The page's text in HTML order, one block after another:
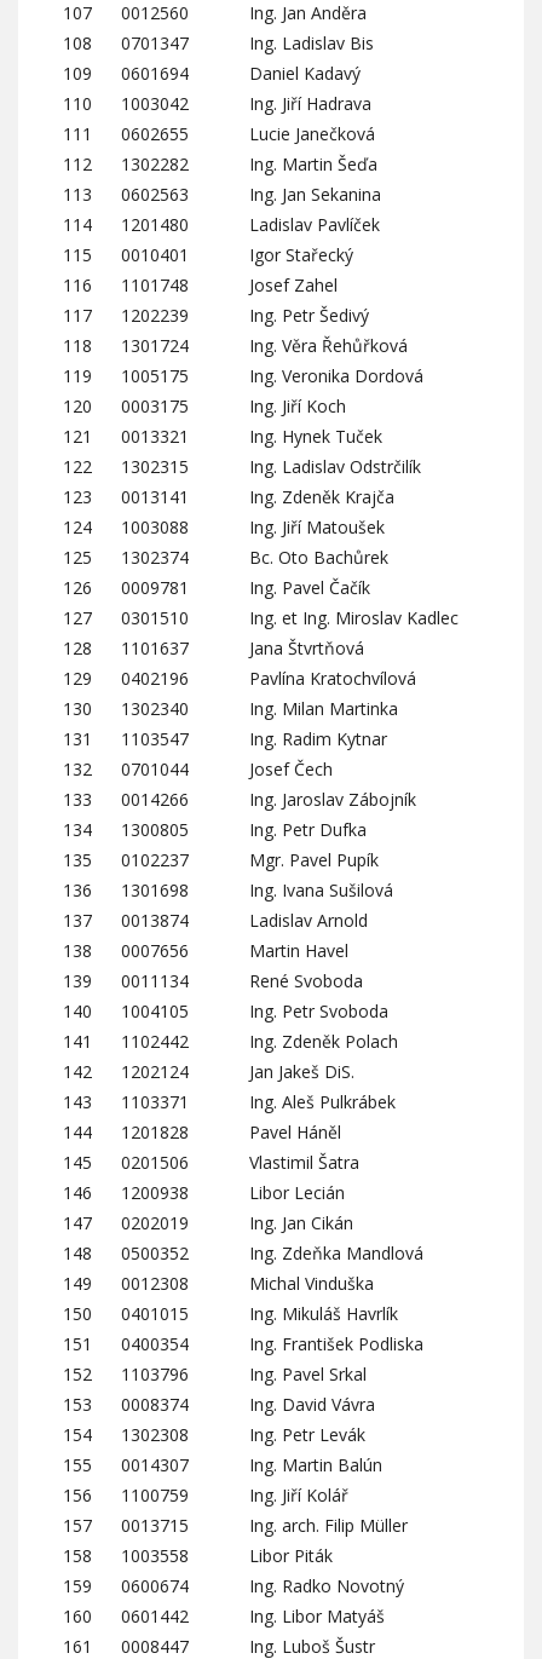
107
0012560
Ing. Jan Anděra
108
0701347
Ing. Ladislav Bis
109
0601694
Daniel Kadavý
110
1003042
Ing. Jiří Hadrava
111
0602655
Lucie Janečková
112
1302282
Ing. Martin Šeďa
113
0602563
Ing. Jan Sekanina
114
1201480
Ladislav Pavlíček
115
0010401
Igor Stařecký
116
1101748
Josef Zahel
117
1202239
Ing. Petr Šedivý
118
1301724
Ing. Věra Řehůřková
119
1005175
Ing. Veronika Dordová
120
0003175
Ing. Jiří Koch
121
0013321
Ing. Hynek Tuček
122
1302315
Ing. Ladislav Odstrčilík
123
0013141
Ing. Zdeněk Krajča
124
1003088
Ing. Jiří Matoušek
125
1302374
Bc. Oto Bachůrek
126
0009781
Ing. Pavel Čačík
127
0301510
Ing. et Ing. Miroslav Kadlec
128
1101637
Jana Štvrtňová
129
0402196
Pavlína Kratochvílová
130
1302340
Ing. Milan Martinka
131
1103547
Ing. Radim Kytnar
132
0701044
Josef Čech
133
0014266
Ing. Jaroslav Zábojník
134
1300805
Ing. Petr Dufka
135
0102237
Mgr. Pavel Pupík
136
1301698
Ing. Ivana Sušilová
137
0013874
Ladislav Arnold
138
0007656
Martin Havel
139
0011134
René Svoboda
140
1004105
Ing. Petr Svoboda
141
1102442
Ing. Zdeněk Polach
142
1202124
Jan Jakeš DiS.
143
1103371
Ing. Aleš Pulkrábek
144
1201828
Pavel Háněl
145
0201506
Vlastimil Šatra
146
1200938
Libor Lecián
147
0202019
Ing. Jan Cikán
148
0500352
Ing. Zdeňka Mandlová
149
0012308
Michal Vinduška
150
0401015
Ing. Mikuláš Havrlík
151
0400354
Ing. František Podliska
152
1103796
Ing. Pavel Srkal
153
0008374
Ing. David Vávra
154
1302308
Ing. Petr Levák
155
0014307
Ing. Martin Balún
156
1100759
Ing. Jiří Kolář
157
0013715
Ing. arch. Filip Müller
158
1003558
Libor Piták
159
0600674
Ing. Radko Novotný
160
0601442
Ing. Libor Matyáš
161
0008447 Ing. Luboš Šustr